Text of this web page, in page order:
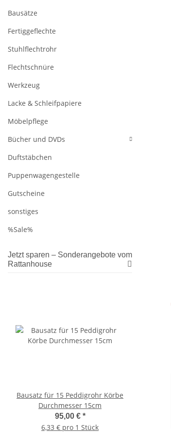
Bausätze
Fertiggeflechte
Stuhlflechtrohr
Flechtschnüre
Werkzeug
Lacke & Schleifpapiere
Möbelpflege
Bücher und DVDs
Duftstäbchen
Puppenwagengestelle
Gutscheine
sonstiges
%Sale%
Jetzt sparen – Sonderangebote vom
Rattanhouse
Bausatz für 15 Peddigrohr Körbe
Durchmesser 15cm
95,00 € *
6,33 € pro 1 Stück